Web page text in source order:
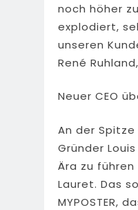
noch höher
explodiert,
unseren
René
Neuer CEO
An der
Gründer
Ära zu
Lauret. Das
MYPOSTER,